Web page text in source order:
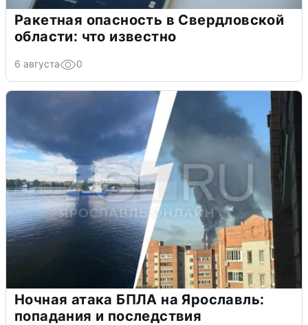
Ракетная опасность в Свердловской
области: что известно
6 августа 0
Ночная атака БПЛА на Ярославль:
попадания и последствия